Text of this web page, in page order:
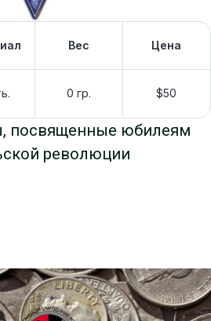
Вес Цена
0 гр. $50
посвященные юбилеям
революции